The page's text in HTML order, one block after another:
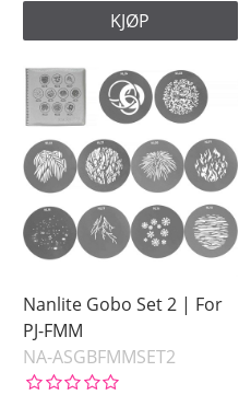
KJØP
Nanlite Gobo Set 2 | For
PJ-FMM
NA-ASGBFMMSET2